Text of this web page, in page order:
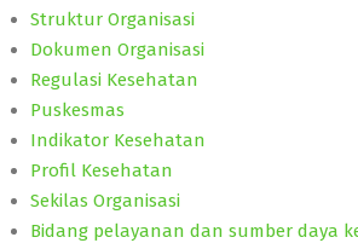
Struktur Organisasi
Dokumen Organisasi
Regulasi Kesehatan
Puskesmas
Indikator Kesehatan
Profil Kesehatan
Sekilas Organisasi
Bidang pelayanan dan sumber daya